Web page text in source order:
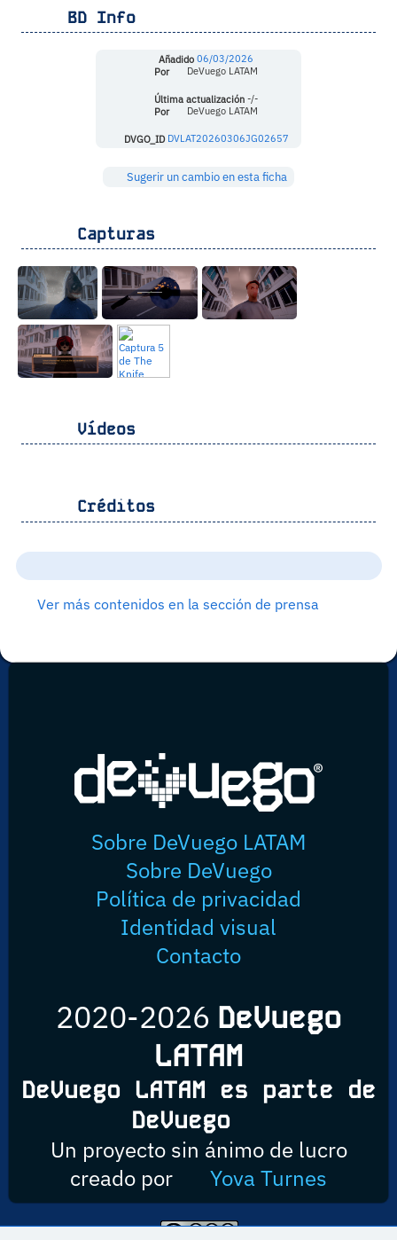
BD Info
Añadido 06/03/2026
Por
DeVuego LATAM
Última actualización -/-
Por
DeVuego LATAM
DVGO_ID DVLAT20260306JG02657
Sugerir un cambio en esta ficha
Capturas
Vídeos
Créditos
Ver más contenidos en la sección de prensa
Sobre DeVuego LATAM
Sobre DeVuego
Política de privacidad
Identidad visual
Contacto
2020-2026 DeVuego
LATAM
DeVuego LATAM es parte de
DeVuego
Un proyecto sin ánimo de lucro
creado por
Yova Turnes